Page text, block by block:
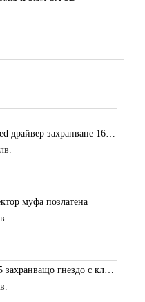
APC-16-700 led драйвер захранване 16.8W 700mA
муфа позлатена
PC010 5.5x2.5 захранващо гнездо с клема за кабел